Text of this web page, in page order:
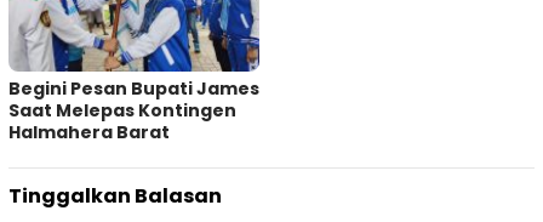
Begini Pesan Bupati James
Saat Melepas Kontingen
Halmahera Barat
Tinggalkan Balasan